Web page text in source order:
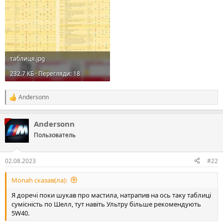
таблиця.jpg
232.7 КБ · Перегляди: 18
Р
е
а
к
ц
і
Andersonn
Andersonn
Пользователь
02.08.2023 #22
Monah сказав(ла):
Я доречі поки шукав про мастила, натрапив на ось таку таблиці
сумісність по Шелл, тут навіть Ультру більше рекомендують
5W40.